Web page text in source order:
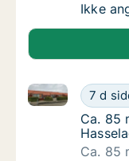
Ca. 55
Ikke
Ca. 85
7 d
Ca. 85 m2
Ca. 85
Ca. 85
Ca. 85